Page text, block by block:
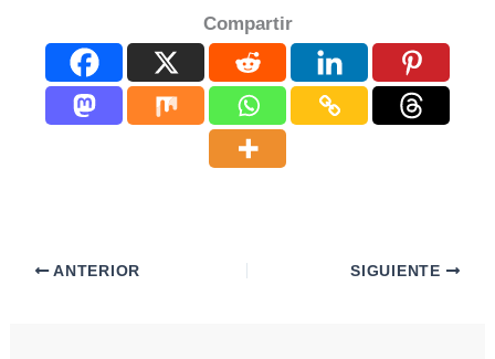
Compartir
ANTERIOR SIGUIENTE